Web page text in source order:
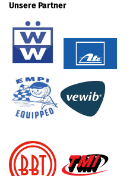
Unsere Partner